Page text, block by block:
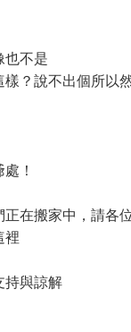
也不是
樣？說不出個所以
！
在搬家中，請各
裡
持與諒解